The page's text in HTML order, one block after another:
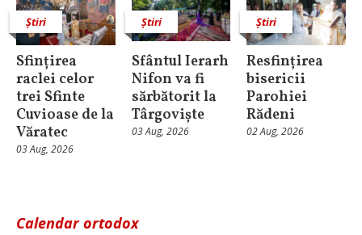
Știri
Sfințirea
raclei celor
trei Sfinte
Cuvioase de la
Văratec
03 Aug, 2026
Știri
Sfântul Ierarh
Nifon va fi
sărbătorit la
Târgoviște
03 Aug, 2026
Știri
Resfințirea
bisericii
Parohiei
Rădeni
02 Aug, 2026
Calendar ortodox